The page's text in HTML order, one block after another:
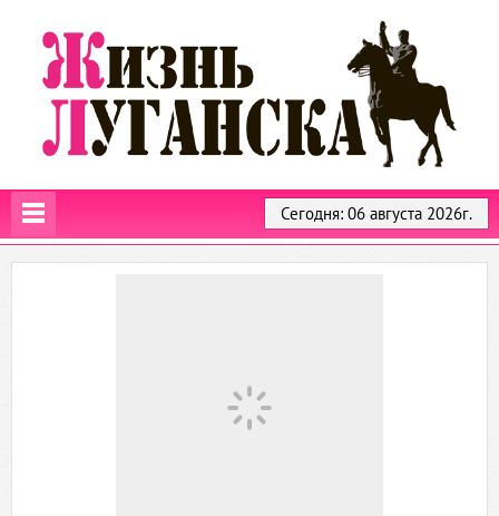
Сегодня: 06 августа 2026г.